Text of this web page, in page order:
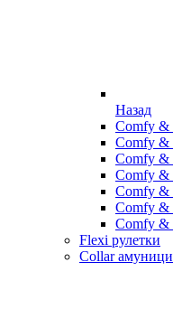
Назад
Comfy &
Comfy &
Comfy &
Comfy &
Comfy &
Comfy &
Comfy &
Flexi рулетки
Collar